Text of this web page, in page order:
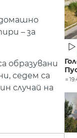
– за
образувани
седем са
случай на